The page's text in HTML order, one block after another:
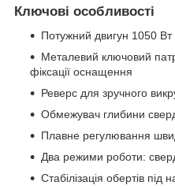
Ключові особливості
Потужний двигун 1050 Вт
Металевий ключовий
фіксації оснащення
Реверс для зручного
Обмежувач глибини
Плавне регулювання
Два режими роботи:
Стабілізація обертів під